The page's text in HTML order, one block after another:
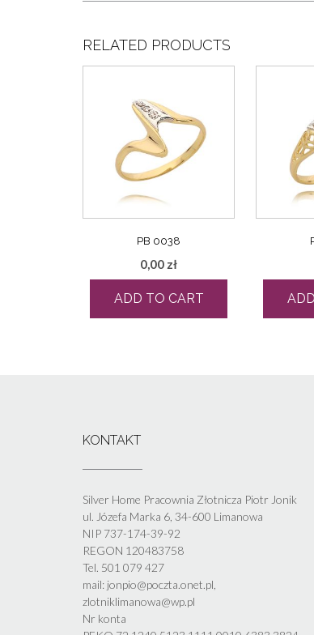
RELATED PRODUCTS
PB 0038
0,00 zł
ADD TO CART
KONTAKT
Silver Home Pracownia Złotnicza Piotr Jonik
ul. Józefa Marka 6, 34-600 Limanowa
NIP 737-174-39-92
REGON 120483758
Tel. 501 079 427
mail: jonpio@poczta.onet.pl,
zlotniklimanowa@wp.pl
Nr konta